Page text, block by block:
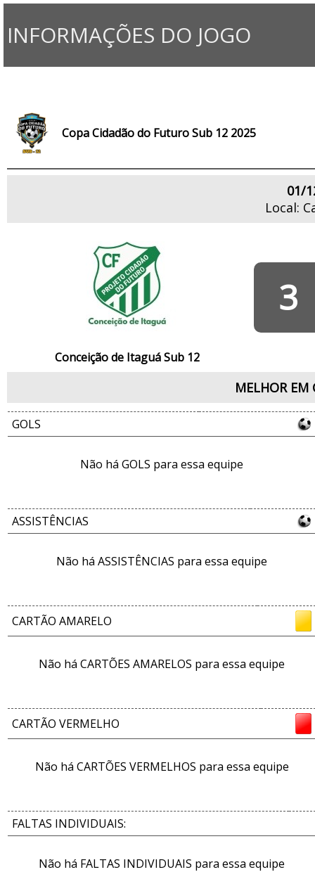
INFORMAÇÕES DO JOGO
Copa Cidadão do Futuro Sub 12 2025
01/
Local:
Conceição de Itaguá Sub 12
3
MELHOR
GOLS
Não há GOLS para essa equipe
ASSISTÊNCIAS
Não há ASSISTÊNCIAS para essa equipe
CARTÃO AMARELO
Não há CARTÕES AMARELOS para essa equipe
CARTÃO VERMELHO
Não há CARTÕES VERMELHOS para essa equipe
FALTAS INDIVIDUAIS:
Não há FALTAS INDIVIDUAIS para essa equipe